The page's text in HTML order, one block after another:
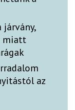
járvány,
miatt
az